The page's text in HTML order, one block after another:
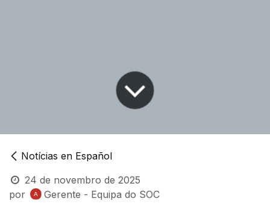
Notícias en Español
24 de novembro de 2025
por
Gerente - Equipa do SOC